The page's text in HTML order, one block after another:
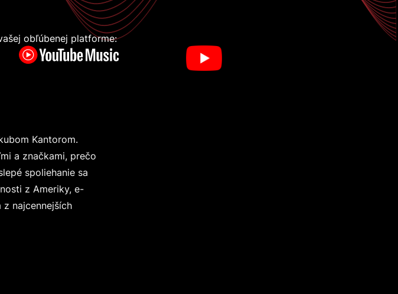
obľúbenej platforme:
Kantorom.
a značkami, prečo
spoliehanie sa
z Ameriky, e-
najcennejších